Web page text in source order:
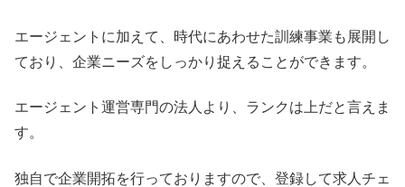
エージェントに加えて、時代にあわせた訓練事業も展開し
ており、企業ニーズをしっかり捉えることができます。
エージェント運営専門の法人より、ランクは上だと言えま
す。
独自で企業開拓を行っておりますので、登録して求人チェ